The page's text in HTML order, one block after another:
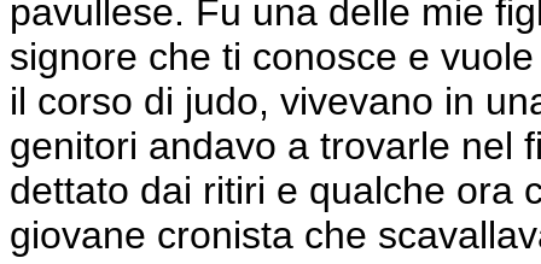
pavullese. Fu una delle mie
signore che ti conosce e
il corso di judo, vivevano in
genitori andavo a trovarle nel
dettato dai ritiri e qualche ora
giovane cronista che